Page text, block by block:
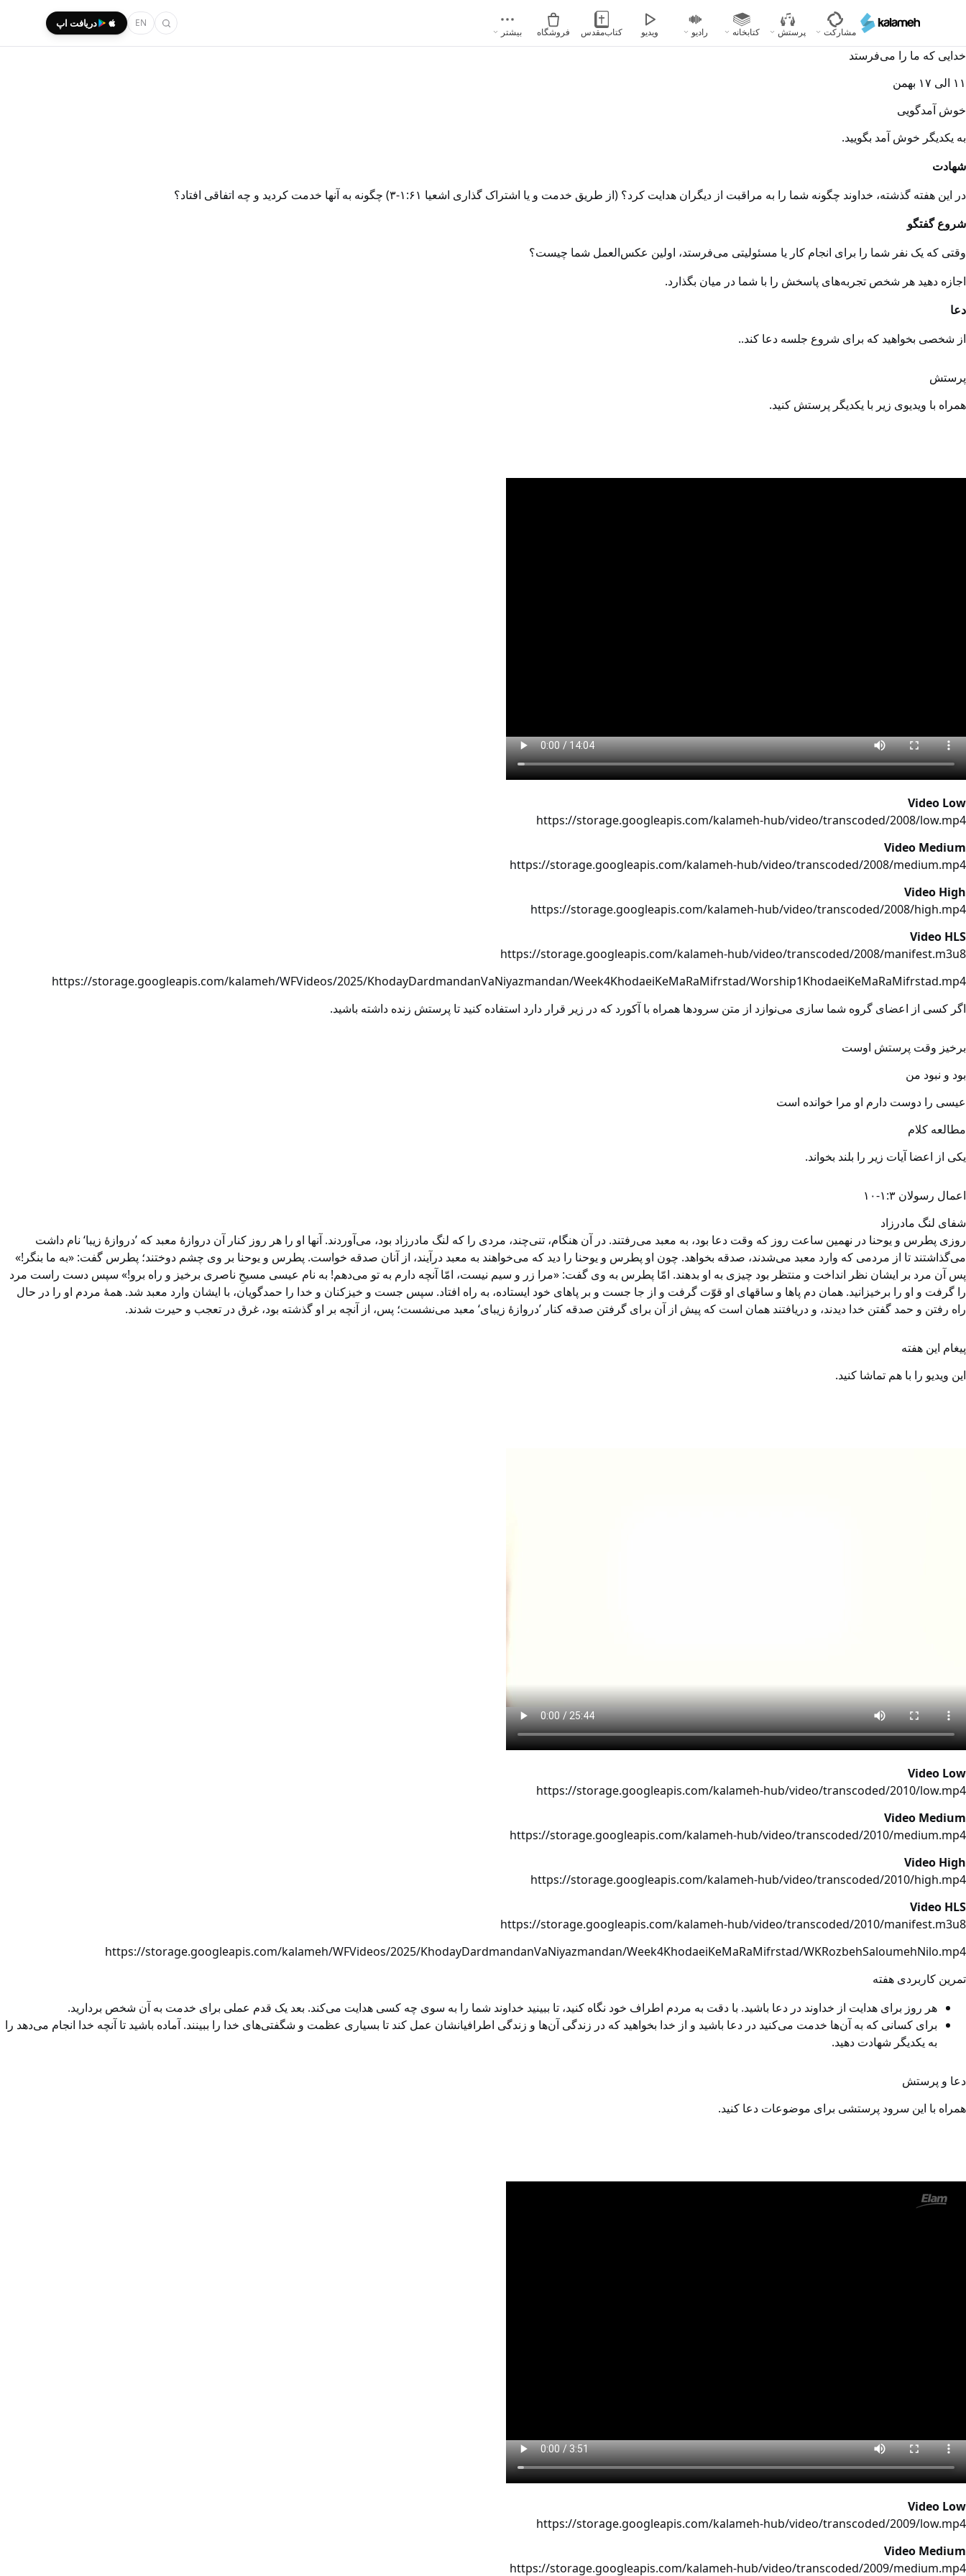
محتوای
اصلی
مشارکت پرستش کتابخانه رادیو ویدیو کتاب‌مقدس فروشگاه بیشتر
EN دریافت اپ
خدایی که ما را می‌فرستد
١١ الی ١٧ بهمن
خوش آمدگویی
به یکدیگر خوش آمد بگویید.
شهادت
در این هفته گذشته، خداوند چگونه شما را به مراقبت از دیگران هدایت کرد؟ (از طریق خدمت و یا اشتراک گذاری اشعیا ۱:۶۱-۳) چگونه به آنها خدمت کردید و چه اتفاقی افتاد؟
شروع گفتگو
وقتی که یک نفر شما را برای انجام کار یا مسئولیتی می‌فرستد، اولین عکس‌العمل شما چیست؟
اجازه دهید هر شخص تجربه‌های پاسخش را با شما در میان بگذارد.
دعا
از شخصی بخواهید که برای شروع جلسه دعا کند..
پرستش
همراه با ویدیوی زیر با یکدیگر پرستش کنید.
Video Low
https://storage.googleapis.com/kalameh-hub/video/transcoded/2008/low.mp4
Video Medium
https://storage.googleapis.com/kalameh-hub/video/transcoded/2008/medium.mp4
Video High
https://storage.googleapis.com/kalameh-hub/video/transcoded/2008/high.mp4
Video HLS
https://storage.googleapis.com/kalameh-hub/video/transcoded/2008/manifest.m3u8
https://storage.googleapis.com/kalameh/WFVideos/2025/KhodayDardmandanVaNiyazmandan/Week4KhodaeiKeMaRaMifrstad/Worship1KhodaeiKeMaRaMifrstad.mp4
اگر کسی از اعضای گروه شما سازی می‌نوازد از متن سرودها همراه با آکورد که در زیر قرار دارد استفاده کنید تا پرستش زنده داشته باشید.
برخیز وقت پرستش اوست
بود و نبود من
عیسی را دوست دارم او مرا خوانده است
مطالعه کلام
یکی از اعضا آیات زیر را بلند بخواند.
اعمال رسولان ۱:۳-۱۰
شفای لنگ مادرزاد
روزی پطرس و یوحنا در نهمین ساعت روز که وقت دعا بود، به معبد می‌رفتند. در آن هنگام، تنی‌چند، مردی را که لنگ مادرزاد بود، می‌آوردند. آنها او را هر روز کنار آن دروازۀ معبد که ’دروازۀ زیبا‘ نام داشت
می‌گذاشتند تا از مردمی که وارد معبد می‌شدند، صدقه بخواهد. چون او پطرس و یوحنا را دید که می‌خواهند به معبد درآیند، از آنان صدقه خواست. پطرس و یوحنا بر وی چشم دوختند؛ پطرس گفت: «به ما بنگر!»
پس آن مرد بر ایشان نظر انداخت و منتظر بود چیزی به او بدهند. امّا پطرس به وی گفت: «مرا زر و سیم نیست، امّا آنچه دارم به تو می‌دهم! به نام عیسی مسیحِ ناصری برخیز و راه برو!» سپس دست راست مرد
را گرفت و او را برخیزانید. همان دم پاها و ساقهای او قوّت گرفت و از جا جست و بر پاهای خود ایستاده، به راه افتاد. سپس جست و خیز‌کنان و خدا را حمد‌گویان، با ایشان وارد معبد شد. همۀ مردم او را در حال
راه رفتن و حمد گفتن خدا دیدند، و دریافتند همان است که پیش از آن برای گرفتن صدقه کنار ’دروازۀ زیبای‘ معبد می‌نشست؛ پس، از آنچه بر او گذشته بود، غرق در تعجب و حیرت شدند.
پیغام این هفته
این ویدیو را با هم تماشا کنید.
Video Low
https://storage.googleapis.com/kalameh-hub/video/transcoded/2010/low.mp4
Video Medium
https://storage.googleapis.com/kalameh-hub/video/transcoded/2010/medium.mp4
Video High
https://storage.googleapis.com/kalameh-hub/video/transcoded/2010/high.mp4
Video HLS
https://storage.googleapis.com/kalameh-hub/video/transcoded/2010/manifest.m3u8
https://storage.googleapis.com/kalameh/WFVideos/2025/KhodayDardmandanVaNiyazmandan/Week4KhodaeiKeMaRaMifrstad/WKRozbehSaloumehNilo.mp4
تمرین کاربردی هفته
هر روز برای هدایت از خداوند در دعا باشید. با دقت به مردم اطراف خود نگاه کنید، تا ببینید خداوند شما را به سوی چه کسی هدایت می‌کند. بعد یک قدم عملی برای خدمت به آن شخص بردارید.
برای کسانی که به آن‌ها خدمت می‌کنید در دعا باشید و از خدا بخواهید که در زندگی آن‌ها و زندگی اطرافیانشان عمل کند تا بسیاری عظمت و شگفتی‌های خدا را ببینند. آماده باشید تا آنچه خدا انجام می‌دهد را
به یکدیگر شهادت دهید.
دعا و پرستش
همراه با این سرود پرستشی برای موضوعات دعا کنید.
Video Low
https://storage.googleapis.com/kalameh-hub/video/transcoded/2009/low.mp4
Video Medium
https://storage.googleapis.com/kalameh-hub/video/transcoded/2009/medium.mp4